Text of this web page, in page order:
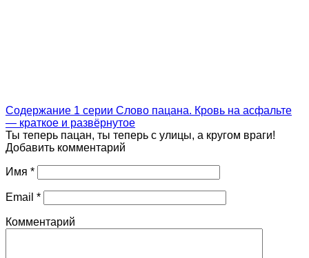
Содержание 1 серии Слово пацана. Кровь на асфальте
— краткое и развёрнутое
Ты теперь пацан, ты теперь с улицы, а кругом враги!
Добавить комментарий
Имя *
Email *
Комментарий